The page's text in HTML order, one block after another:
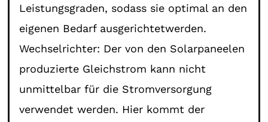
Leistungsgraden, sodass sie optimal an den
eigenen Bedarf ausgerichtetwerden.
Wechselrichter: Der von den Solarpaneelen
produzierte Gleichstrom kann nicht
unmittelbar für die Stromversorgung
verwendet werden. Hier kommt der